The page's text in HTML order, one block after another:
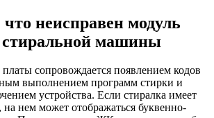
неисправен модуль
стиральной машины
сопровождается появлением кодов
выполнением программ стирки и
устройства. Если стиралка имеет
нем может отображаться буквенно-